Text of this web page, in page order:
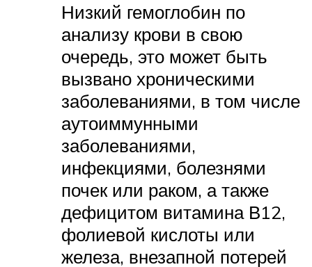
Низкий гемоглобин по
анализу крови в свою
очередь, это может быть
вызвано хроническими
заболеваниями, в том числе
аутоиммунными
заболеваниями,
инфекциями, болезнями
почек или раком, а также
дефицитом витамина В12,
фолиевой кислоты или
железа, внезапной потерей